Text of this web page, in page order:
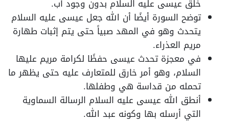
خلق عيسى عليه السلام بدون وجود أب.
توضح السورة أيضًا أن الله جعل عيسى عليه السلام
يتحدث وهو في المهد صبياً حتى يتم إثبات طهارة
مريم العذراء.
في معجزة تحدث عيسى حفظًا لكرامة مريم عليها
السلام، وهو أمر خارق للمتعارف عليه حتى يظهر ما
تحمله من قداسة هي وطفلها.
أنطق الله عيسى عليه السلام الرسالة السماوية
التي أرسله بها وكونه عبد الله.